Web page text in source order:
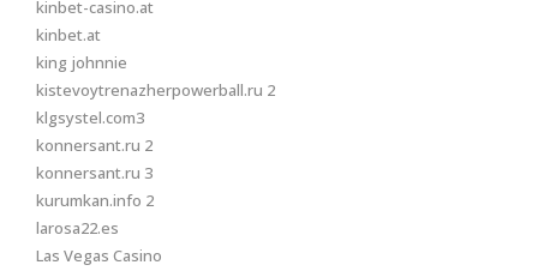
kinbet-casino.at
kinbet.at
king johnnie
kistevoytrenazherpowerball.ru 2
klgsystel.com3
konnersant.ru 2
konnersant.ru 3
kurumkan.info 2
larosa22.es
Las Vegas Casino